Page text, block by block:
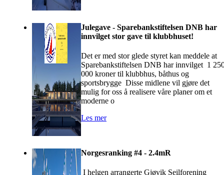
Julegave - Sparebankstiftelsen DNB har
innvilget stor gave til klubbhuset!
Det er med stor glede styret kan meddele at
Sparebankstiftelsen DNB har innvilget 1
000 kroner til klubbhus, båthus og
sportsbrygge Disse midlene vil gjøre det
mulig for oss å realisere våre planer om et
moderne o
Les mer
Norgesranking #4 - 2.4mR
I helgen arrangerte Gjøvik Seilforening